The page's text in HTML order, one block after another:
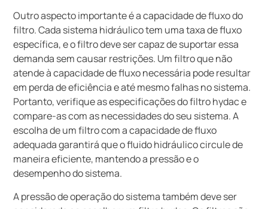
Outro aspecto importante é a capacidade de fluxo do
filtro. Cada sistema hidráulico tem uma taxa de fluxo
específica, e o filtro deve ser capaz de suportar essa
demanda sem causar restrições. Um filtro que não
atende à capacidade de fluxo necessária pode resultar
em perda de eficiência e até mesmo falhas no sistema.
Portanto, verifique as especificações do filtro hydac e
compare-as com as necessidades do seu sistema. A
escolha de um filtro com a capacidade de fluxo
adequada garantirá que o fluido hidráulico circule de
maneira eficiente, mantendo a pressão e o
desempenho do sistema.
A pressão de operação do sistema também deve ser